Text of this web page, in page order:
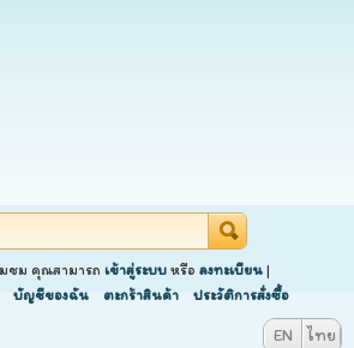
EN ไทย
ชม คุณสามารถ เข้าสู่ระบบหรือ ลงทะเบียน|
บัญชีของฉัน ตะกร้าสินค้า ประวัติการสั่งซื้อ